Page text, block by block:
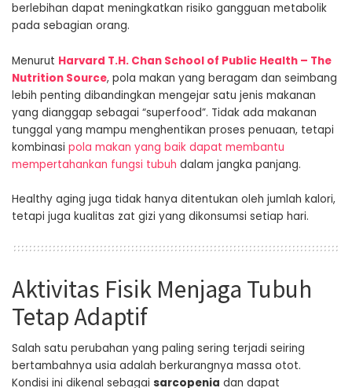
berlebihan dapat meningkatkan risiko gangguan metabolik
pada sebagian orang.
Menurut Harvard T.H. Chan School of Public Health – The
Nutrition Source, pola makan yang beragam dan seimbang
lebih penting dibandingkan mengejar satu jenis makanan
yang dianggap sebagai “superfood”. Tidak ada makanan
tunggal yang mampu menghentikan proses penuaan, tetapi
kombinasi pola makan yang baik dapat membantu
mempertahankan fungsi tubuh dalam jangka panjang.
Healthy aging juga tidak hanya ditentukan oleh jumlah kalori,
tetapi juga kualitas zat gizi yang dikonsumsi setiap hari.
Aktivitas Fisik Menjaga Tubuh
Tetap Adaptif
Salah satu perubahan yang paling sering terjadi seiring
bertambahnya usia adalah berkurangnya massa otot.
Kondisi ini dikenal sebagai sarcopenia dan dapat